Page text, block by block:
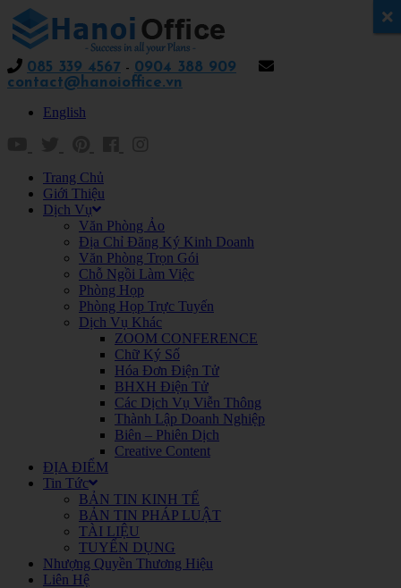
085 339 4567 - 0904 388 909
contact@hanoioffice.vn
English
Trang Chủ
Giới Thiệu
Dịch Vụ
Văn Phòng Ảo
Địa Chỉ Đăng Ký Kinh Doanh
Văn Phòng Trọn Gói
Chỗ Ngồi Làm Việc
Phòng Họp
Phòng Họp Trực Tuyến
Dịch Vụ Khác
ZOOM CONFERENCE
Chữ Ký Số
Hóa Đơn Điện Tử
BHXH Điện Tử
Các Dịch Vụ Viễn Thông
Thành Lập Doanh Nghiệp
Biên – Phiên Dịch
Creative Content
ĐỊA ĐIỂM
Tin Tức
BẢN TIN KINH TẾ
BẢN TIN PHÁP LUẬT
TÀI LIỆU
TUYỂN DỤNG
Nhượng Quyền Thương Hiệu
Liên Hệ
x